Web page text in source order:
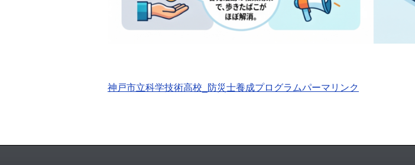
神戸市立科学技術高校_防災士養成プログラムパーマリンク